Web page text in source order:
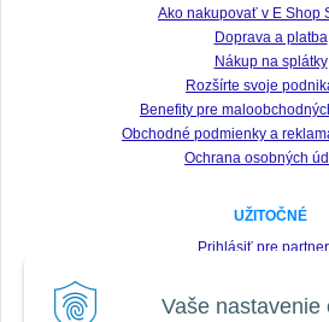
Vaše nastavenie
Ako nakupovať v E Shop
Doprava a platba
Nákup na splátky
Rozšírte svoje
Benefity pre
Obchodné podmienky a
Ochrana osobných
UŽITOČNÉ
Prihlásiť pre
Zabudnuté heslo